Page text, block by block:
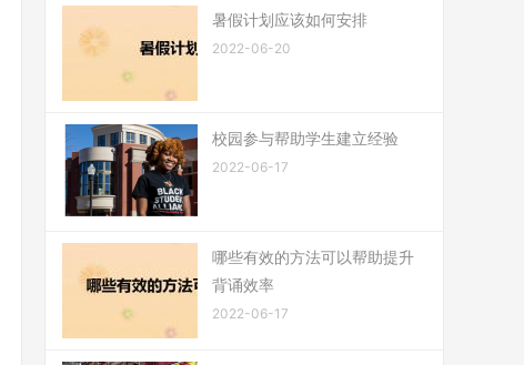
暑假计划应该如何安排
2022-06-20
校园参与帮助学生建立经验
2022-06-17
哪些有效的方法可以帮助提升
背诵效率
2022-06-17